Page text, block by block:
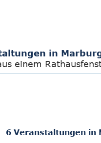
in
einem
6 Veranstaltungen in